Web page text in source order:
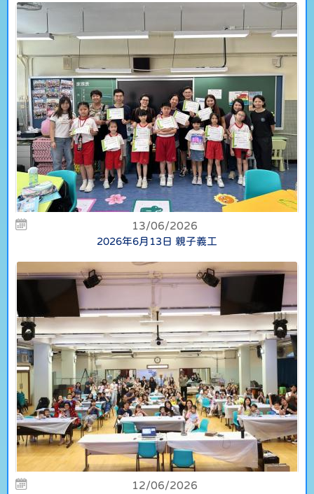
13/06/2026
2026年6月13日 親子義工
12/06/2026